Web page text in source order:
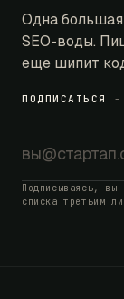
Одна большая
SEO-воды.
еще шипит
ПОДПИСАТЬСЯ -
Подписываясь, вы
списка третьим